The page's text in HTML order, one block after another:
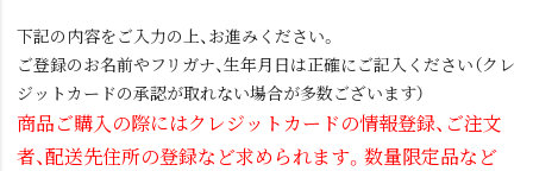
下記の内容をご入力の上、お進みください。
ご登録のお名前やフリガナ、生年月日は正確にご記入ください（クレ
ジットカードの承認が取れない場合が多数ございます）
商品ご購入の際にはクレジットカードの情報登録、ご注文
者、配送先住所の登録など求められます。数量限定品など